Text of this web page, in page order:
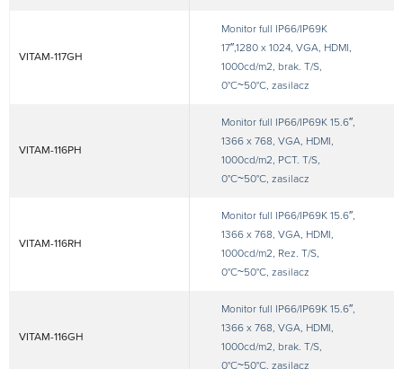
VITAM-117GH
Monitor full IP66/IP69K
17″,1280 x 1024, VGA, HDMI,
1000cd/m2, brak. T/S,
0°C~50°C, zasilacz
VITAM-116PH
Monitor full IP66/IP69K 15.6″,
1366 x 768, VGA, HDMI,
1000cd/m2, PCT. T/S,
0°C~50°C, zasilacz
VITAM-116RH
Monitor full IP66/IP69K 15.6″,
1366 x 768, VGA, HDMI,
1000cd/m2, Rez. T/S,
0°C~50°C, zasilacz
VITAM-116GH
Monitor full IP66/IP69K 15.6″,
1366 x 768, VGA, HDMI,
1000cd/m2, brak. T/S,
0°C~50°C, zasilacz